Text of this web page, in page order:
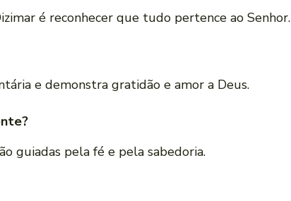
é reconhecer que tudo pertence ao Senhor.
e demonstra gratidão e amor a Deus.
guiadas pela fé e pela sabedoria.